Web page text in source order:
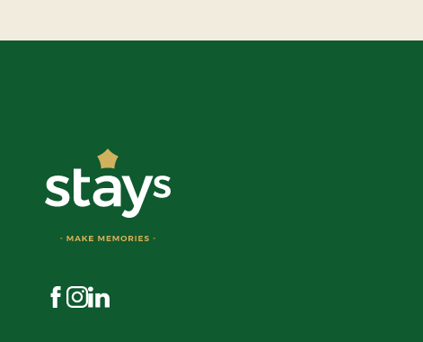
Besøg os på Facebook
Besøg os på Instagram
Besøg os på LinkedIn